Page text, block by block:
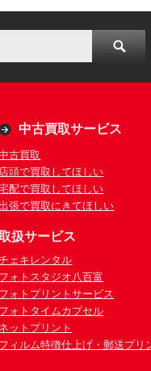
中古買取サービス
古買取
店頭で買取してほしい
配で買取してほしい
張で買取にきてほしい
扱サービス
ェキレンタル
フォトスタジオ八百富
フォトプリントサービス
フォトタイムカプセル
ネットプリント
フィルム特徴仕上げ・郵送プリ